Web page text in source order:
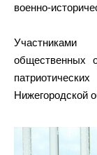
военно-
Участниками
общественных
Нижегородской